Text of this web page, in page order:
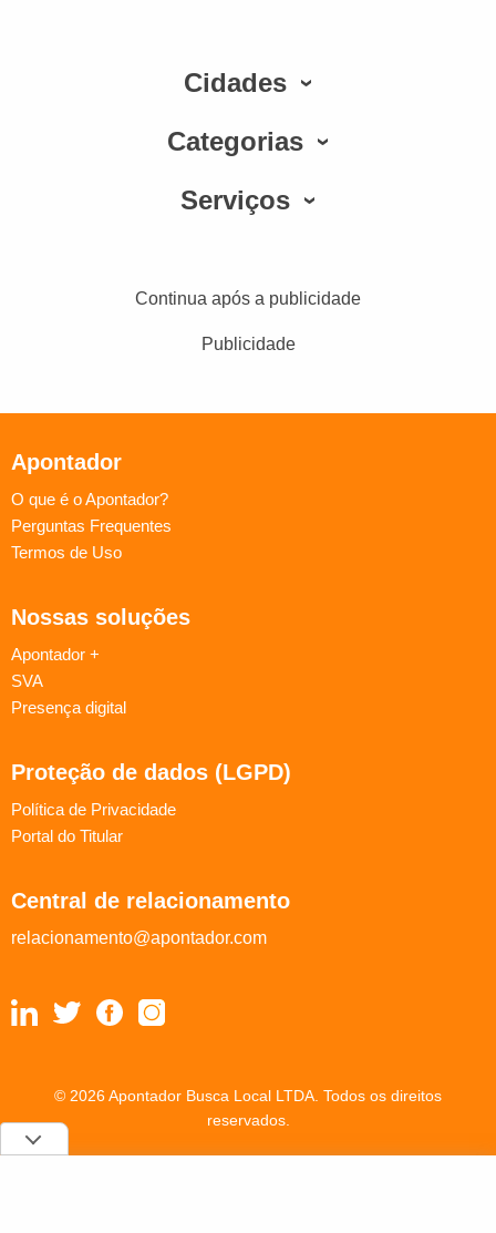
Cidades
Categorias
Serviços
Continua após a publicidade
Publicidade
Apontador
O que é o Apontador?
Perguntas Frequentes
Termos de Uso
Nossas soluções
Apontador +
SVA
Presença digital
Proteção de dados (LGPD)
Política de Privacidade
Portal do Titular
Central de relacionamento
relacionamento@apontador.com
© 2026 Apontador Busca Local LTDA. Todos os direitos
reservados.